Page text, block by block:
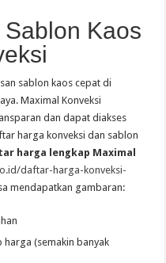
Kaos
sablon kaos cepat di
Maximal Konveksi
dan dapat diakses
harga konveksi dan sablon
harga lengkap Maximal
daftar-harga-konveksi-
mendapatkan gambaran:
harga (semakin banyak